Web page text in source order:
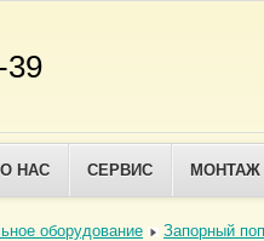
39
О НАС СЕРВИС МОНТАЖ
оборудование Запорный